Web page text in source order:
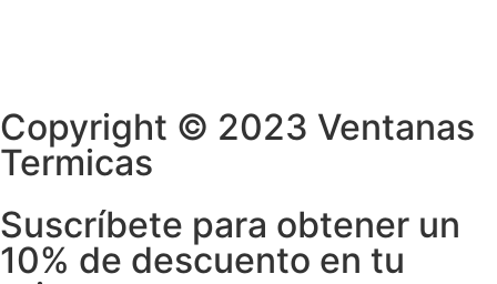
Copyright © 2023 Ventanas
Termicas
Suscríbete para obtener un
10% de descuento en tu